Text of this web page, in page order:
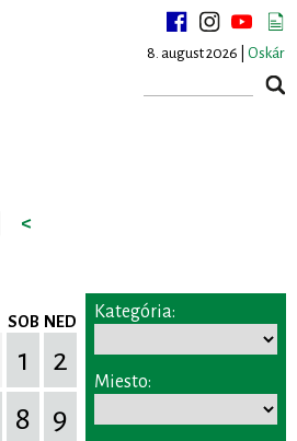
8. august 2026 | Oskár
<
SOB NED
1
2
8
9
Kategória:
Miesto: